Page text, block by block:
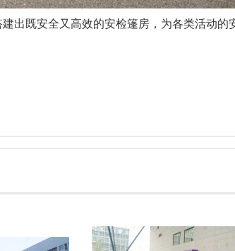
出既安全又高效的安检篷房，为各类活动的